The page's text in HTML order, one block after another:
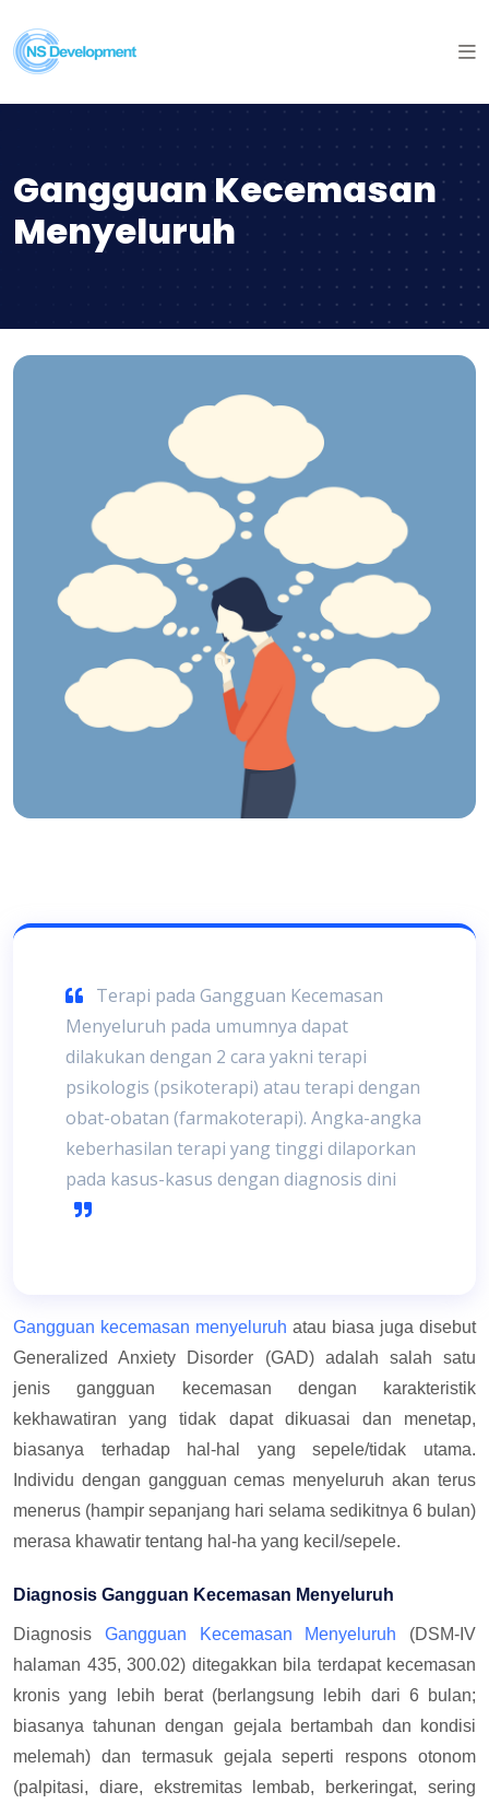
Gangguan Kecemasan
Menyeluruh
Terapi pada Gangguan Kecemasan
Menyeluruh pada umumnya dapat
dilakukan dengan 2 cara yakni terapi
psikologis (psikoterapi) atau terapi dengan
obat-obatan (farmakoterapi). Angka-angka
keberhasilan terapi yang tinggi dilaporkan
pada kasus-kasus dengan diagnosis dini
Gangguan kecemasan menyeluruh atau biasa juga disebut
Generalized Anxiety Disorder (GAD) adalah salah satu
jenis gangguan kecemasan dengan karakteristik
kekhawatiran yang tidak dapat dikuasai dan menetap,
biasanya terhadap hal-hal yang sepele/tidak utama.
Individu dengan gangguan cemas menyeluruh akan terus
menerus (hampir sepanjang hari selama sedikitnya 6 bulan)
merasa khawatir tentang hal-ha yang kecil/sepele.
Diagnosis Gangguan Kecemasan Menyeluruh
Diagnosis Gangguan Kecemasan Menyeluruh (DSM-IV
halaman 435, 300.02) ditegakkan bila terdapat kecemasan
kronis yang lebih berat (berlangsung lebih dari 6 bulan;
biasanya tahunan dengan gejala bertambah dan kondisi
melemah) dan termasuk gejala seperti respons otonom
(palpitasi, diare, ekstremitas lembab, berkeringat, sering